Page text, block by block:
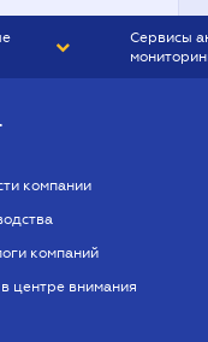
Сервисы
компании
компаний
центре внимания